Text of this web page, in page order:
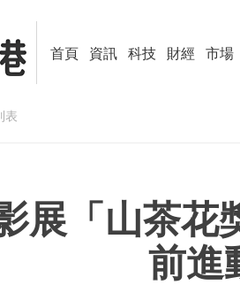
首頁 資訊 科技 財經 市場
表
展「山茶花
前進